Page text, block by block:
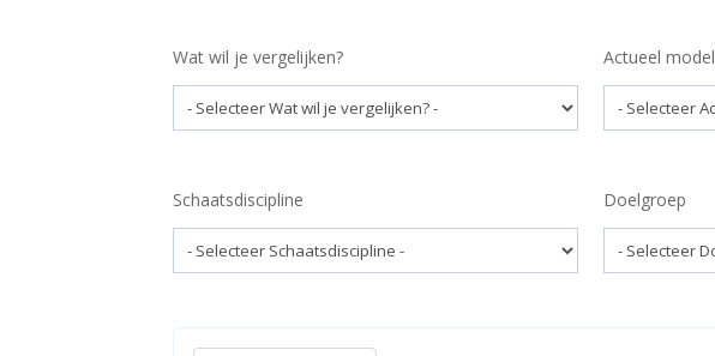
Wat wil je vergelijken? Actueel model
Schaatsdiscipline Doelgroep